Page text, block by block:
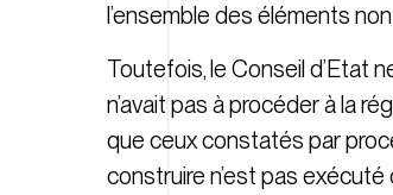
l’ensemble des éléments
Toutefois, le Conseil d’Etat
n’avait pas à procéder à la
que ceux constatés par
construire n’est pas exécuté